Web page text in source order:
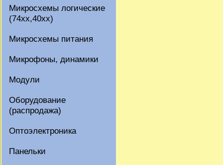
Микросхемы логические
(74xx,40xx)
Микросхемы питания
Микрофоны, динамики
Модули
Оборудование
(распродажа)
Оптоэлектроника
Панельки